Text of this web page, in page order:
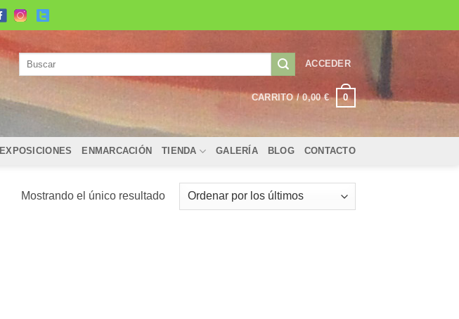
ACCEDER
CARRITO /0,00€ 0
EXPOSICIONES ENMARCACIÓN TIENDA GALERÍA BLOG CONTACTO
Mostrando el único resultado